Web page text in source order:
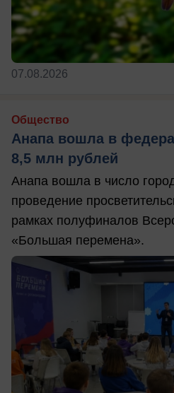
07.08.2026
Общество
Анапа вошла в
8,5 млн рублей
Анапа вошла в число
проведение
рамках полуфиналов
«Большая перемена».